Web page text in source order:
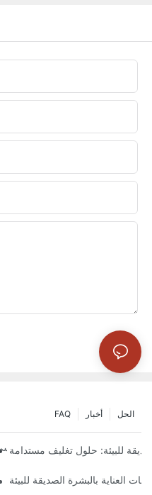
الحل أخبار FAQ
تُعدّ الصناديق ذات الإغلاق
للبيئة: حلول تغليف مستدامة
كيفية اختيار أفضل صندوق
العناية بالبشرة الصديقة للبيئة